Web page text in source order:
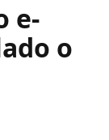
e-
o